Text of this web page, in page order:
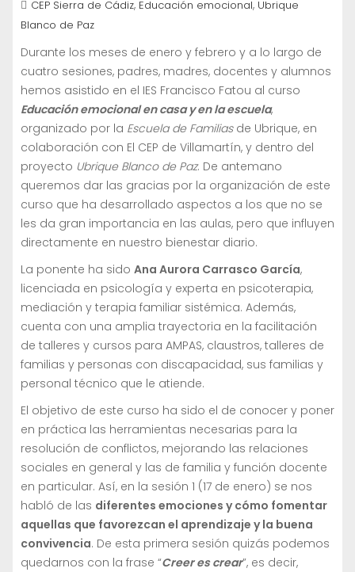
CEP Sierra de Cádiz, Educación emocional, Ubrique
Blanco de Paz
Durante los meses de enero y febrero y a lo largo de
cuatro sesiones, padres, madres, docentes y alumnos
hemos asistido en el IES Francisco Fatou al curso
Educación emocional en casa y en la escuela,
organizado por la Escuela de Familiasde Ubrique, en
colaboración con El CEP de Villamartín, y dentro del
proyecto Ubrique Blanco de Paz. De antemano
queremos dar las gracias por la organización de este
curso que ha desarrollado aspectos a los que no se
les da gran importancia en las aulas, pero que influyen
directamente en nuestro bienestar diario.
La ponente ha sido Ana Aurora Carrasco García,
licenciada en psicología y experta en psicoterapia,
mediación y terapia familiar sistémica. Además,
cuenta con una amplia trayectoria en la facilitación
de talleres y cursos para AMPAS, claustros, talleres de
familias y personas con discapacidad, sus familias y
personal técnico que le atiende.
El objetivo de este curso ha sido el de conocer y poner
en práctica las herramientas necesarias para la
resolución de conflictos, mejorando las relaciones
sociales en general y las de familia y función docente
en particular. Así, en la sesión 1 (17 de enero) se nos
habló de las diferentes emociones y cómo fomentar
aquellas que favorezcan el aprendizaje y la buena
convivencia. De esta primera sesión quizás podemos
quedarnos con la frase “Creer es crear”, es decir,